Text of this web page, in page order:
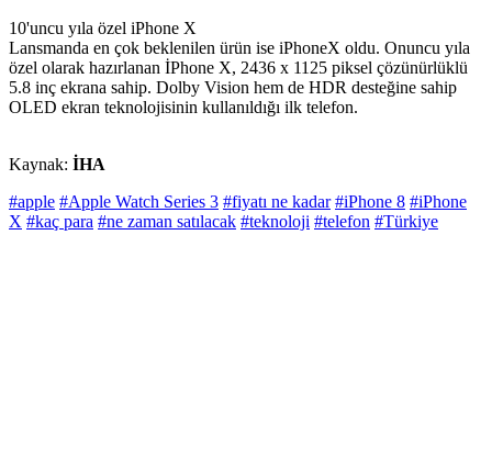
10'uncu yıla özel iPhone X
Lansmanda en çok beklenilen ürün ise iPhoneX oldu. Onuncu yıla
özel olarak hazırlanan İPhone X, 2436 x 1125 piksel çözünürlüklü
5.8 inç ekrana sahip. Dolby Vision hem de HDR desteğine sahip
OLED ekran teknolojisinin kullanıldığı ilk telefon.
Kaynak: İHA
#apple #Apple Watch Series 3 #fiyatı ne kadar #iPhone 8 #iPhone
X #kaç para #ne zaman satılacak #teknoloji #telefon #Türkiye